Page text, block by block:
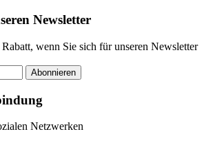
Newsletter
wenn Sie sich für unseren Newsletter
Abonnieren
Netzwerken